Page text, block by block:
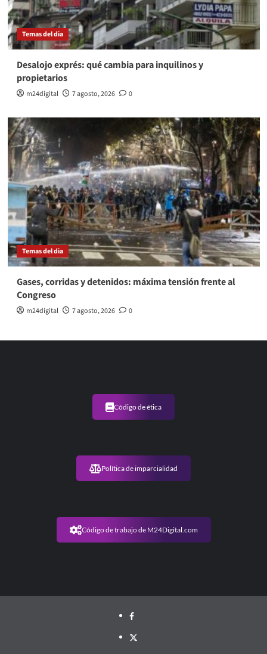
Temas del dia
Desalojo exprés: qué cambia para inquilinos y
propietarios
m24digital 7 agosto, 2026 0
Temas del dia
Gases, corridas y detenidos: máxima tensión frente al
Congreso
m24digital 7 agosto, 2026 0
Código de ética
Política de imparcialidad
Código de trabajo de M24Digital.com